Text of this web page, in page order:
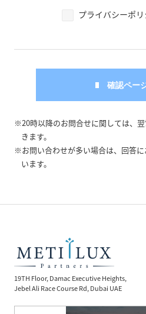
プライバシーポ
※20時以降のお問合せに関しては、
きます。
※お問い合わせが多い場合は、回答
います。
19TH Floor, Damac Executive Heights,
Jebel Ali Race Course Rd, Dubai UAE